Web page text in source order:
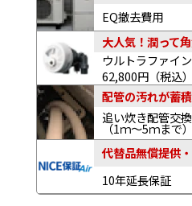
EQ撤去費用
大人気！潤って
ウルトラファイ
62,800円（税込）
配管の汚れが蓄
追い炊き配管交換
（1ｍ～5ｍまで）
代替品無償提供
10年延長保証